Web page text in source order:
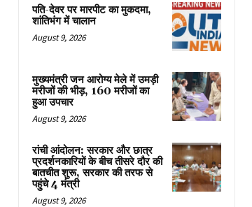
पति-देवर पर मारपीट का मुकदमा,
शांतिभंग में चालान
August 9, 2026
मुख्यमंत्री जन आरोग्य मेले में उमड़ी
मरीजों की भीड़, 160 मरीजों का
हुआ उपचार
August 9, 2026
रांची आंदोलन: सरकार और छात्र
प्रदर्शनकारियों के बीच तीसरे दौर की
बातचीत शुरू, सरकार की तरफ से
पहुंचे 4 मंत्री
August 9, 2026